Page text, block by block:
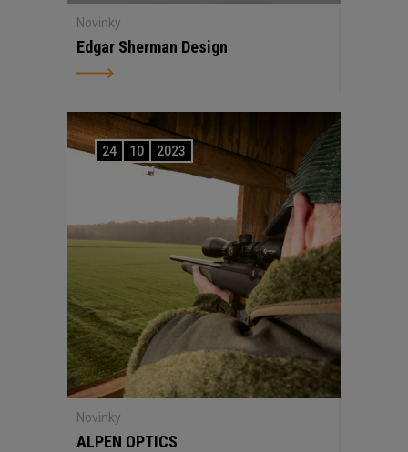
Novinky
Edgar Sherman Design
24 10 2023
Novinky
ALPEN OPTICS